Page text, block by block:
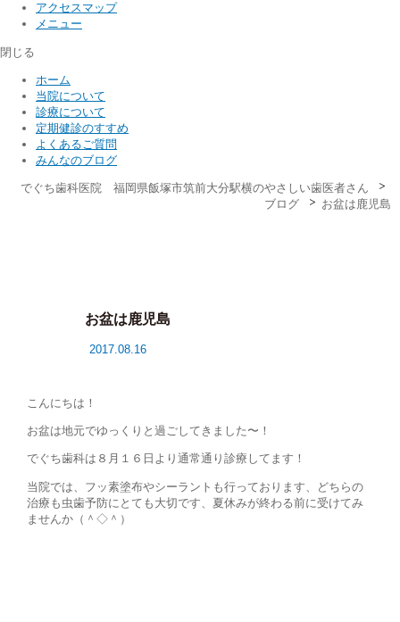
アクセスマップ
メニュー
閉じる
ホーム
当院について
診療について
定期健診のすすめ
よくあるご質問
みんなのブログ
でぐち歯科医院 福岡県飯塚市筑前大分駅横のやさしい歯医者さん
ブログ
お盆は鹿児島
お盆は鹿児島
2017.08.16
こんにちは！
お盆は地元でゆっくりと過ごしてきました〜！
でぐち歯科は８月１６日より通常通り診療してます！
当院では、フッ素塗布やシーラントも行っております、どちらの
治療も虫歯予防にとても大切です、夏休みが終わる前に受けてみ
ませんか（＾◇＾）